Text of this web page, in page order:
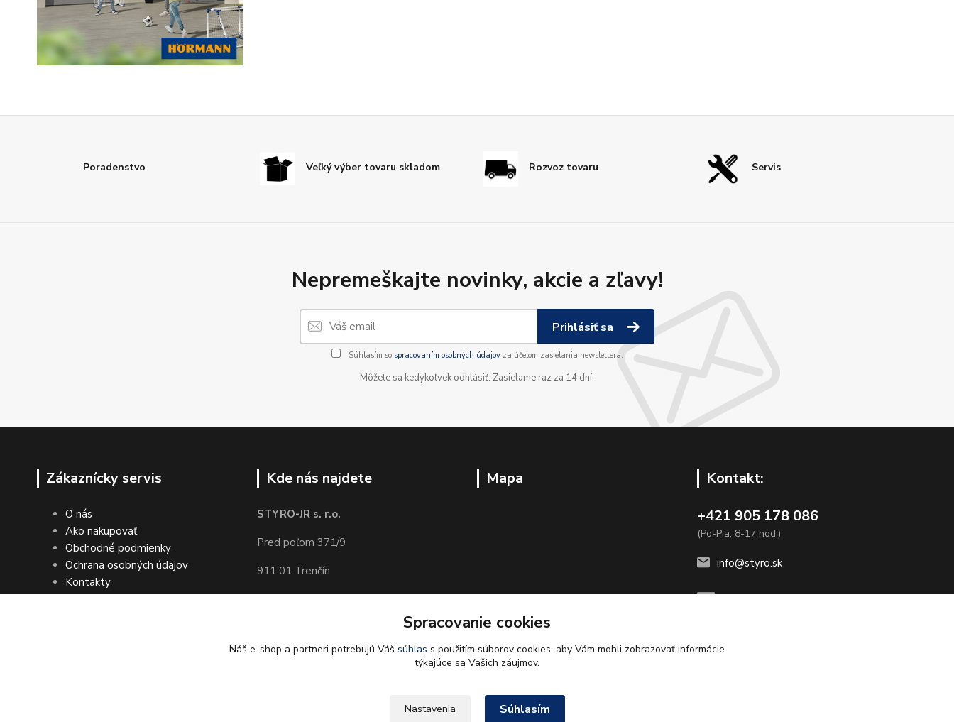
Poradenstvo Veľký výber tovaru skladom Rozvoz tovaru Servis
Nepremeškajte novinky, akcie a zľavy!
Prihlásiť sa
Súhlasím so spracovaním osobných údajovza účelom zasielania newslettera.
Môžete sa kedykoľvek odhlásiť. Zasielame raz za 14 dní.
Zákaznícky servis
O nás
Ako nakupovať
Obchodné podmienky
Ochrana osobných údajov
Kontakty
Kde nás najdete
STYRO-JR s. r.o.
Pred poľom 371/9
911 01 Trenčín
Slovakia
Mapa
Kontakt:
+421 905 178 086
(Po-Pia, 8-17 hod.)
info@styro.sk
Spracovanie cookies
Náš e-shop a partneri potrebujú Váš súhlas s použitím súborov cookies, aby Vám mohli zobrazovať informácie
týkajúce sa Vašich záujmov.
Nastavenia Súhlasím